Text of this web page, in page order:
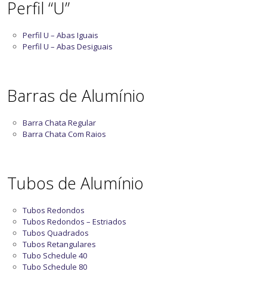
Perfil “U”
Perfil U – Abas Iguais
Perfil U – Abas Desiguais
Barras de Alumínio
Barra Chata Regular
Barra Chata Com Raios
Tubos de Alumínio
Tubos Redondos
Tubos Redondos – Estriados
Tubos Quadrados
Tubos Retangulares
Tubo Schedule 40
Tubo Schedule 80